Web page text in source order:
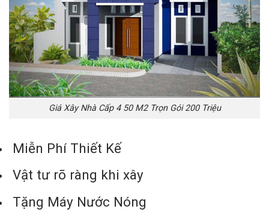
Giá Xây Nhà Cấp 4 50 M2 Trọn Gói 200 Triệu
Miễn Phí Thiết Kế
Vật tư rõ ràng khi xây
Tặng Máy Nước Nóng